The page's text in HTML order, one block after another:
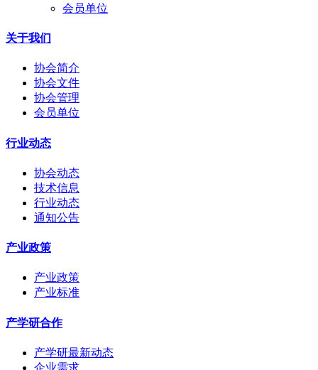
会员单位
关于我们
协会简介
协会文件
协会管理
会员单位
行业动态
协会动态
技术信息
行业动态
通知公告
产业政策
产业政策
产业标准
产学研合作
产学研最新动态
企业需求